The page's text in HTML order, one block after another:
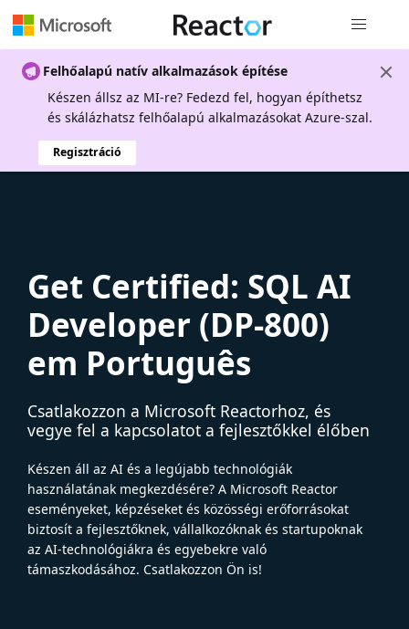
Felhőalapú natív alkalmazások építése
Készen állsz az MI-re? Fedezd fel, hogyan építhetsz
és skálázhatsz felhőalapú alkalmazásokat Azure-szal.
Regisztráció
Get Certified: SQL AI
Developer (DP-800)
em Português
Csatlakozzon a Microsoft Reactorhoz, és
vegye fel a kapcsolatot a fejlesztőkkel élőben
Készen áll az AI és a legújabb technológiák
használatának megkezdésére? A Microsoft Reactor
eseményeket, képzéseket és közösségi erőforrásokat
biztosít a fejlesztőknek, vállalkozóknak és startupoknak
az AI-technológiákra és egyebekre való
támaszkodásához. Csatlakozzon Ön is!